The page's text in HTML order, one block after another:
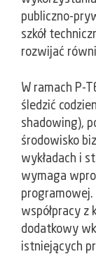
publiczno-
szkół
rozwijać
W ramach P-
śledzić
shadowing),
środowisko
wykładach i
wymaga
współpracy z
dodatkowy
istniejących